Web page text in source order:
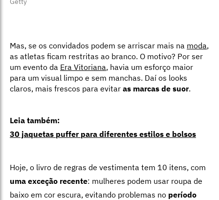
Mas, se os convidados podem se arriscar mais na moda,
as atletas ficam restritas ao branco. O motivo? Por ser
um evento da Era Vitoriana, havia um esforço maior
para um visual limpo e sem manchas. Daí os looks
claros, mais frescos para evitar as marcas de suor.
Leia também:
30 jaquetas puffer para diferentes estilos e bolsos
Hoje, o livro de regras de vestimenta tem 10 itens, com
uma exceção recente: mulheres podem usar roupa de
baixo em cor escura, evitando problemas no período